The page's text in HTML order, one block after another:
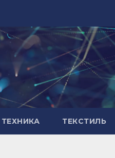
ТЕХНИКА ТЕКСТИЛЬ